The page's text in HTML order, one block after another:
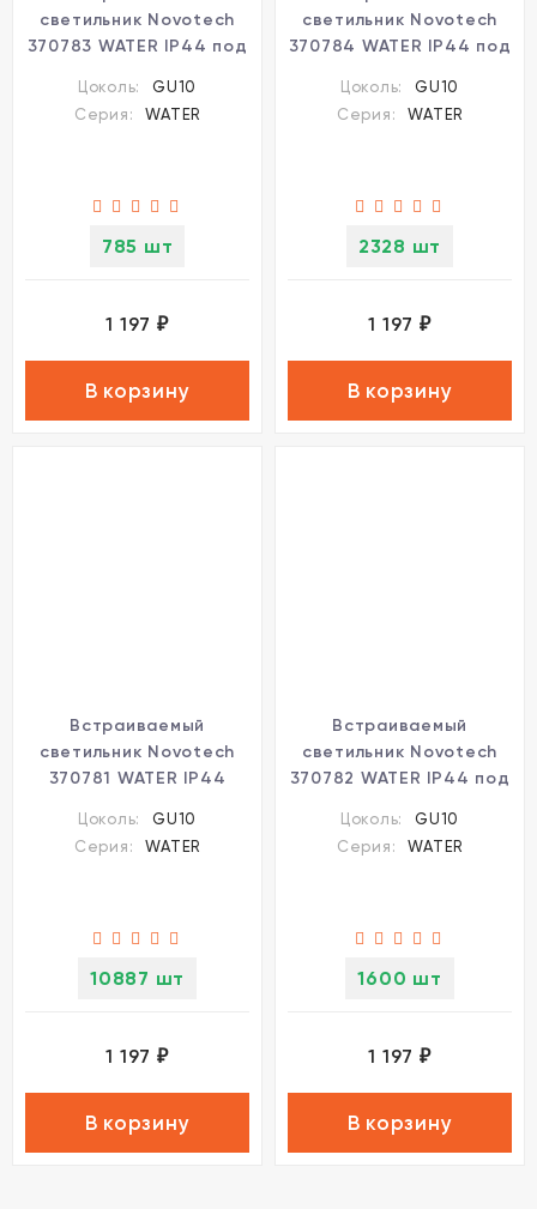
светильник Novotech
370783 WATER IP44 под
Цоколь:
GU10
Серия:
WATER
785 шт
1 197 ₽
В корзину
светильник Novotech
370784 WATER IP44 под
Цоколь:
GU10
Серия:
WATER
2328 шт
1 197 ₽
В корзину
Встраиваемый
светильник Novotech
370781 WATER IP44
Цоколь:
GU10
Серия:
WATER
10887 шт
1 197 ₽
В корзину
Встраиваемый
светильник Novotech
370782 WATER IP44 под
Цоколь:
GU10
Серия:
WATER
1600 шт
1 197 ₽
В корзину